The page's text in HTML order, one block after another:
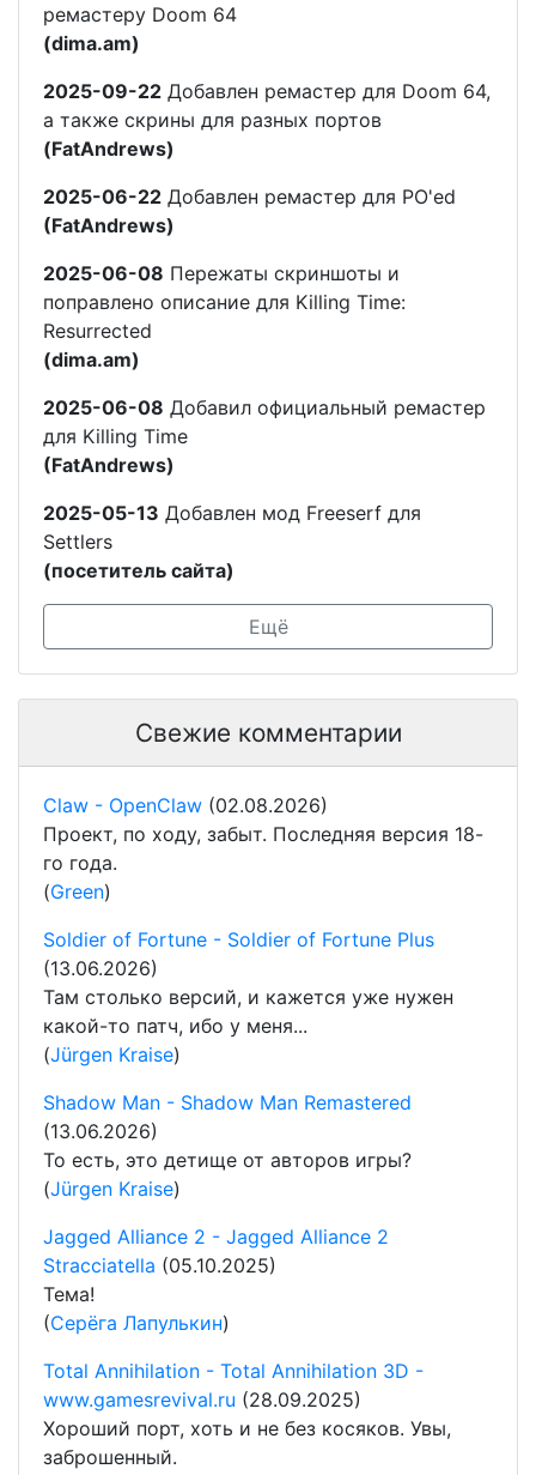
ремастеру Doom 64
(dima.am)
2025-09-22 Добавлен ремастер для Doom 64,
а также скрины для разных портов
(FatAndrews)
2025-06-22 Добавлен ремастер для PO'ed
(FatAndrews)
2025-06-08 Пережаты скриншоты и
поправлено описание для Killing Time:
Resurrected
(dima.am)
2025-06-08 Добавил официальный ремастер
для Killing Time
(FatAndrews)
2025-05-13 Добавлен мод Freeserf для
Settlers
(посетитель сайта)
Ещё
Свежие комментарии
Claw - OpenClaw (02.08.2026)
Проект, по ходу, забыт. Последняя версия 18-
го года.
(Green)
Soldier of Fortune - Soldier of Fortune Plus
(13.06.2026)
Там столько версий, и кажется уже нужен
какой-то патч, ибо у меня...
(Jürgen Kraise)
Shadow Man - Shadow Man Remastered
(13.06.2026)
То есть, это детище от авторов игры?
(Jürgen Kraise)
Jagged Alliance 2 - Jagged Alliance 2
Stracciatella (05.10.2025)
Тема!
(Серёга Лапулькин)
Total Annihilation - Total Annihilation 3D -
www.gamesrevival.ru (28.09.2025)
Хороший порт, хоть и не без косяков. Увы,
заброшенный.